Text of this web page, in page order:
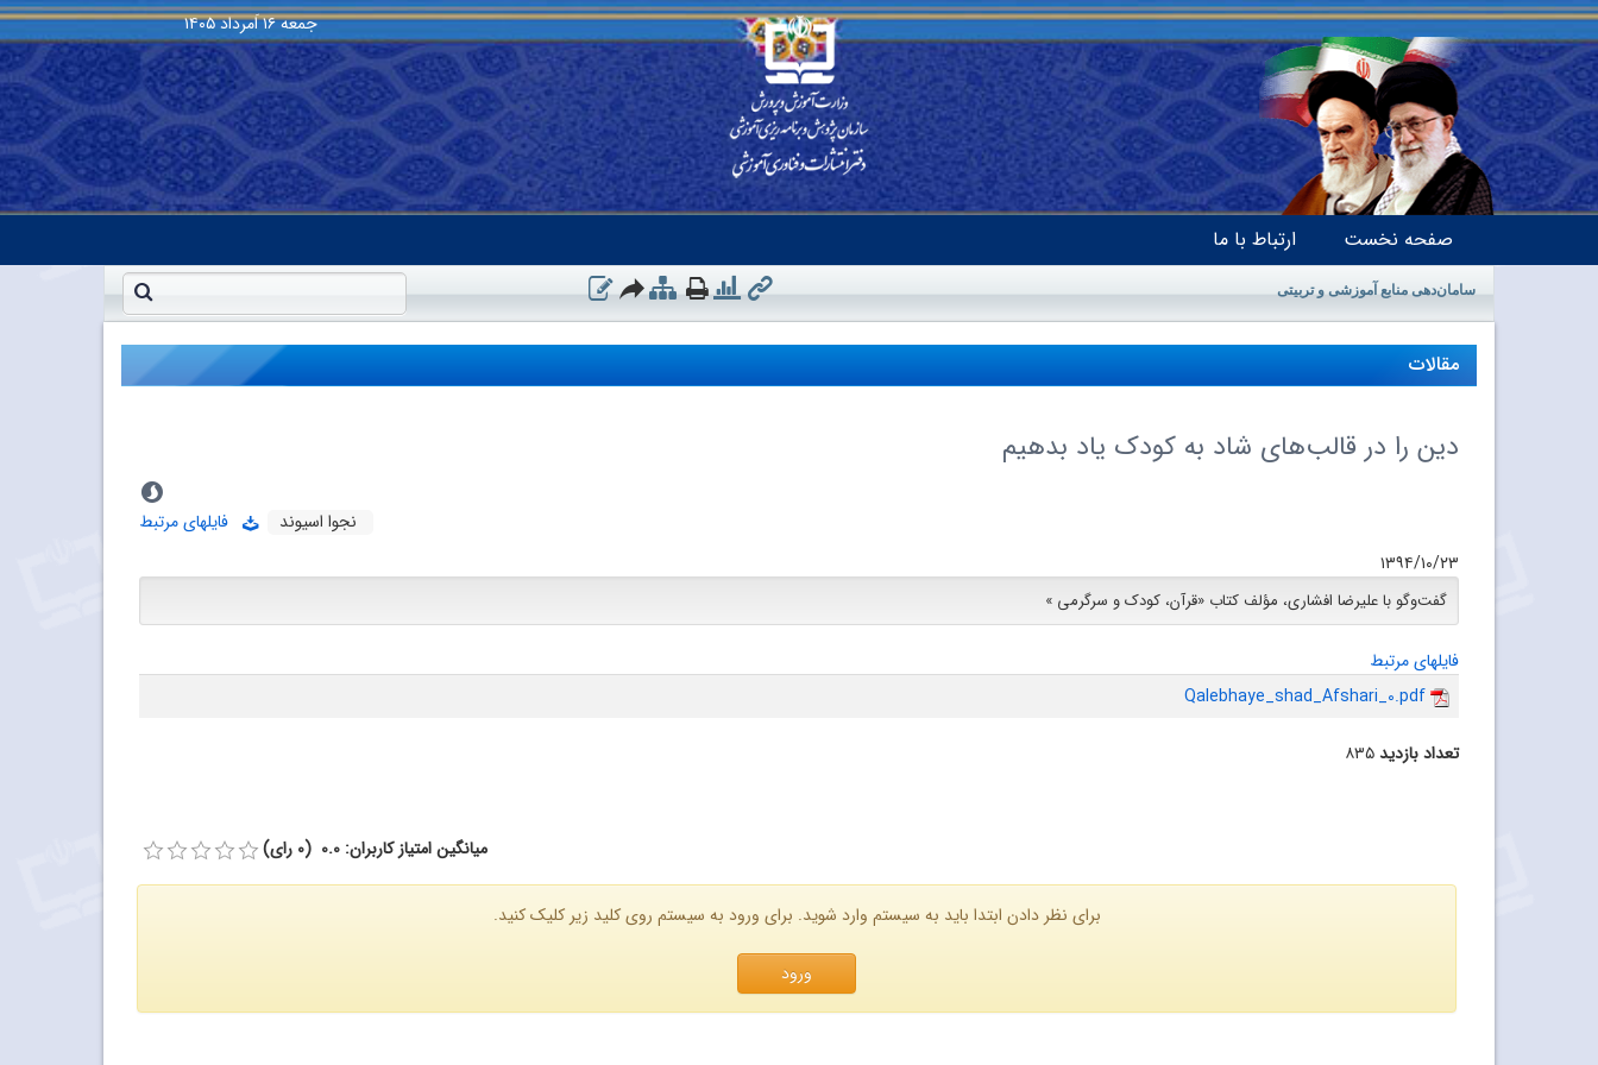
جمعه۱۶ اَمرداد ۱۴۰۵
صفحه نخست ارتباط با ما
سامان‌دهی منابع آموزشی و تربیتی
مقالات
دین را در قالب‌های شاد به کودک یاد بدهیم
نجوا اسیوند
فایلهای مرتبط
۱۳۹۴/۱۰/۲۳
گفت‌وگو با علیرضا افشاری، مؤلف کتاب «قرآن، کودک و سرگرمی »
فایلهای مرتبط
Qalebhaye_shad_Afshari_0.pdf
تعداد بازدید۸۳۵
میانگین امتیاز کاربران: 0.0 (0 رای)
برای نظر دادن ابتدا باید به سیستم وارد شوید. برای ورود به سیستم روی کلید زیر کلیک کنید.
ورود